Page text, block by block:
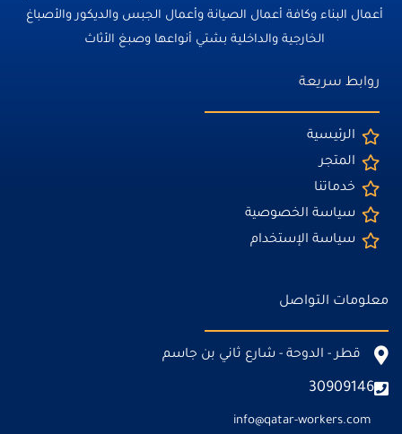
أعمال البناء وكافة أعمال الصيانة وأعمال الجبس والديكور والأصباغ
الخارجية والداخلية بشتي أنواعها وصبغ الأثاث
روابط سريعة
الرئيسية
المتجر
خدماتنا
سياسة الخصوصية
سياسة الإستخدام
معلومات التواصل
قطر - الدوحة - شارع ثاني بن جاسم
30909146
info@qatar-workers.com